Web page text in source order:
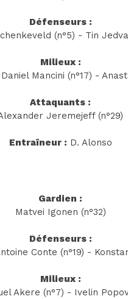
Défenseurs :
(n°5) - Tin
Milieux :
Mancini (n°17) -
Attaquants :
Jeremejeff (n°29)
Entraîneur : D. Alonso
Gardien :
Matvei Igonen (n°32)
Défenseurs :
Conte (n°19) -
Milieux :
Akere (n°7) - Ivelin